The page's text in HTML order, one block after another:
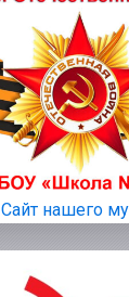
Сайт нашего